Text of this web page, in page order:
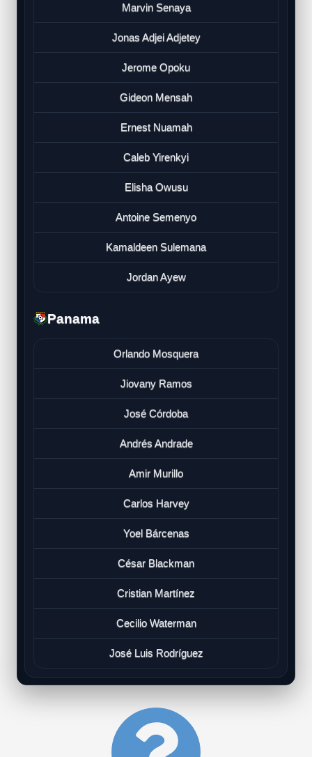
Marvin Senaya
Jonas Adjei Adjetey
Jerome Opoku
Gideon Mensah
Ernest Nuamah
Caleb Yirenkyi
Elisha Owusu
Antoine Semenyo
Kamaldeen Sulemana
Jordan Ayew
Panama
Orlando Mosquera
Jiovany Ramos
José Córdoba
Andrés Andrade
Amir Murillo
Carlos Harvey
Yoel Bárcenas
César Blackman
Cristian Martínez
Cecilio Waterman
José Luis Rodríguez